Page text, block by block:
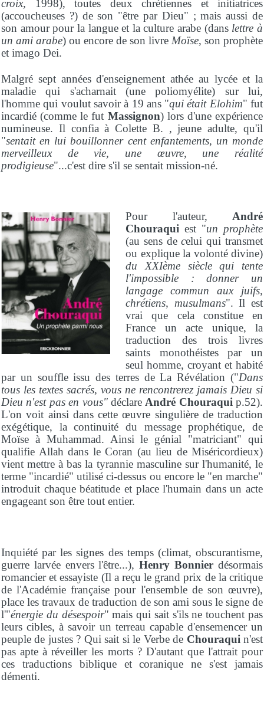
croix, 1998), toutes deux chrétiennes et initiatrices
(accoucheuses ?) de son "être par Dieu" ; mais aussi de
son amour pour la langue et la culture arabe (danslettre à
un ami arabe) ou encore de son livre Moïse, son prophète
et imago Dei.
Malgré sept années d'enseignement athée au lycée et la
maladie qui s'acharnait (une poliomyélite) sur lui,
l'homme qui voulut savoir à 19 ans "qui était Elohim" fut
incardié (comme le fut Massignon) lors d'une expérience
numineuse. Il confia à Colette B. , jeune adulte, qu'il
"sentait en lui bouillonner cent enfantements, un monde
merveilleux de vie, une œuvre, une réalité
prodigieuse"...c'est dire s'il se sentait mission-né.
Pour l'auteur, André
Chouraqui est "un prophète
(au sens decelui qui transmet
ou explique la volonté divine)
du XXIème siècle qui tente
l'impossible : donner un
langage commun aux juifs,
chrétiens, musulmans". Il est
vrai que cela constitue en
France un acte unique, la
traduction des trois livres
saints monothéistes par un
seul homme, croyant et habité
par un souffle issu des terres de La Révélation ("Dans
tous les textes sacrés, vous ne rencontrerez jamais Dieu si
Dieu n'est pas en vous" déclare André Chouraqui p.52).
L'on voit ainsi dans cette œuvre singulière de traduction
exégétique, la continuité du message prophétique, de
Moïse à Muhammad. Ainsi le génial "matriciant" qui
qualifie Allah dans le Coran (au lieu de Miséricordieux)
vient mettre à bas la tyrannie masculine sur l'humanité, le
terme "incardié" utilisé ci-dessus ou encore le "en marche"
introduit chaque béatitude et place l'humain dans un acte
engageant son être tout entier.
Inquiété par les signes des temps (climat, obscurantisme,
guerre larvée envers l'être...),Henry Bonnier désormais
romancier et essayiste (Il a reçu le grand prix de la critique
de l'Académie française pour l'ensemble de son œuvre),
place les travaux de traduction de son ami sous le signe de
l'"énergie du désespoir" mais qui sait s'ils ne touchent pas
leurs cibles, à savoir un terreau capable d'ensemencer un
peuple de justes ? Qui sait si le Verbe de Chouraqui n'est
pas apte à réveiller les morts ? D'autant que l'attrait pour
ces traductions biblique et coranique ne s'est jamais
démenti.